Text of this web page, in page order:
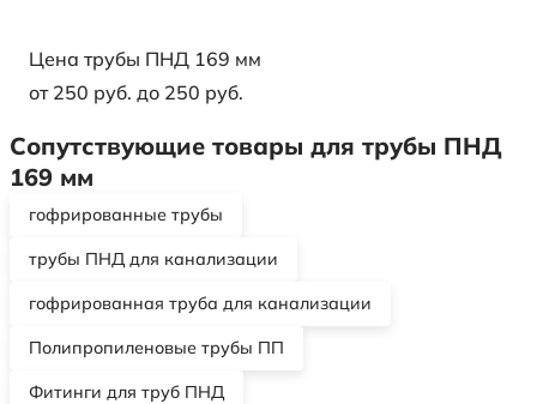
Цена трубы ПНД 169 мм
от 250 руб. до 250 руб.
Сопутствующие товары для трубы ПНД
169 мм
гофрированные трубы
трубы ПНД для канализации
гофрированная труба для канализации
Полипропиленовые трубы ПП
Фитинги для труб ПНД